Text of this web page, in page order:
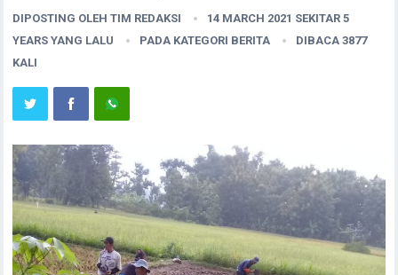
DIPOSTING OLEHTIM REDAKSI
14 MARCH 2021 SEKITAR 5
YEARS YANG LALU
PADA KATEGORI BERITA
DIBACA 3877
KALI